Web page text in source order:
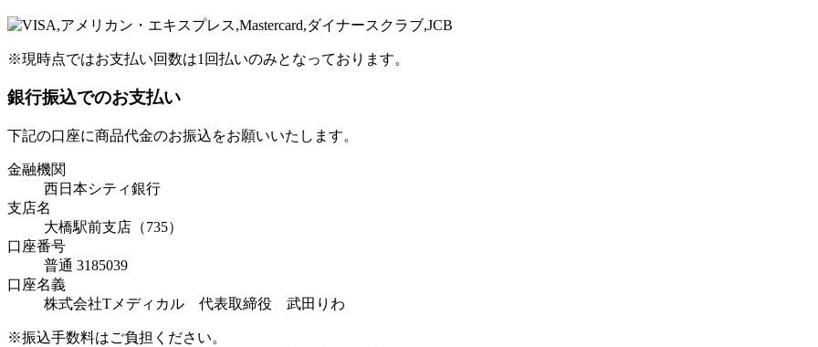
※現時点ではお支払い回数は1回払いのみとなっております。
銀行振込でのお支払い
下記の口座に商品代金のお振込をお願いいたします。
金融機関
西日本シティ銀行
支店名
大橋駅前支店（735）
口座番号
普通 3185039
口座名義
株式会社Tメディカル 代表取締役 武田りわ
※振込手数料はご負担ください。